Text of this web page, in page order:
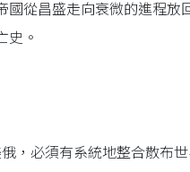
從昌盛走向衰微的進程放
史。
，必須有系統地整合散布